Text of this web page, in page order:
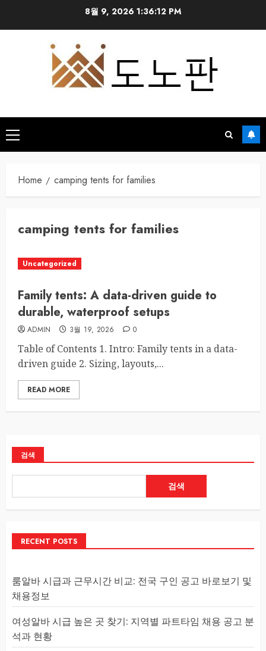
8월 9, 2026 1:36:12 PM
Primary
Menu
Home camping tents for families
camping tents for families
Uncategorized
Family tents: A data-driven guide to
durable, waterproof setups
ADMIN 3월 19, 2026 0
Table of Contents 1. Intro: Family tents in a data-
driven guide 2. Sizing, layouts,...
READ MORE
검색
검색
RECENT POSTS
룸알바 시급과 근무시간 비교: 전국 구인 공고 바로보기 및
채용정보
여성알바 시급 높은 곳 찾기: 지역별 파트타임 채용 공고 분
석과 현황